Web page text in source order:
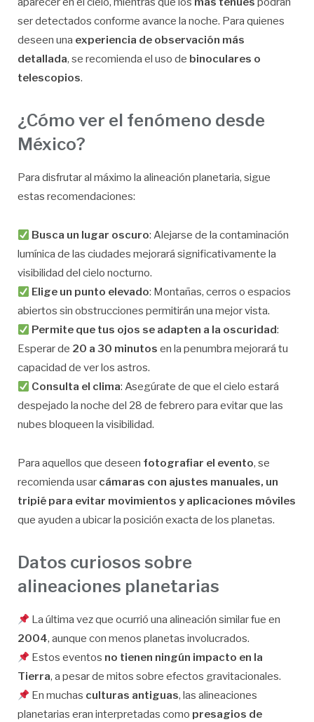
ser detectados conforme avance la noche. Para quienes
deseen una experiencia de observación más
detallada, se recomienda el uso de binoculares o
telescopios.
¿Cómo ver el fenómeno desde
México?
Para disfrutar al máximo la alineación planetaria, sigue
estas recomendaciones:
Busca un lugar oscuro: Alejarse de la contaminación
lumínica de las ciudades mejorará significativamente la
visibilidad del cielo nocturno.
Elige un punto elevado: Montañas, cerros o espacios
abiertos sin obstrucciones permitirán una mejor vista.
Permite que tus ojos se adapten a la oscuridad:
Esperar de 20 a 30 minutos en la penumbra mejorará tu
capacidad de ver los astros.
Consulta el clima: Asegúrate de que el cielo estará
despejado la noche del 28 de febrero para evitar que las
nubes bloqueen la visibilidad.
Para aquellos que deseen fotografiar el evento, se
recomienda usar cámaras con ajustes manuales, un
tripié para evitar movimientos y aplicaciones móviles
que ayuden a ubicar la posición exacta de los planetas.
Datos curiosos sobre
alineaciones planetarias
La última vez que ocurrió una alineación similar fue en
2004, aunque con menos planetas involucrados.
Estos eventos no tienen ningún impacto en la
Tierra, a pesar de mitos sobre efectos gravitacionales.
En muchas culturas antiguas, las alineaciones
planetarias eran interpretadas como presagios de